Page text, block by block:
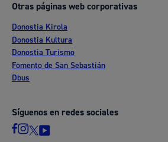
Otras páginas web corporativas
Donostia Kirola
Donostia Kultura
Donostia Turismo
Fomento de San Sebastián
Dbus
Síguenos en redes sociales